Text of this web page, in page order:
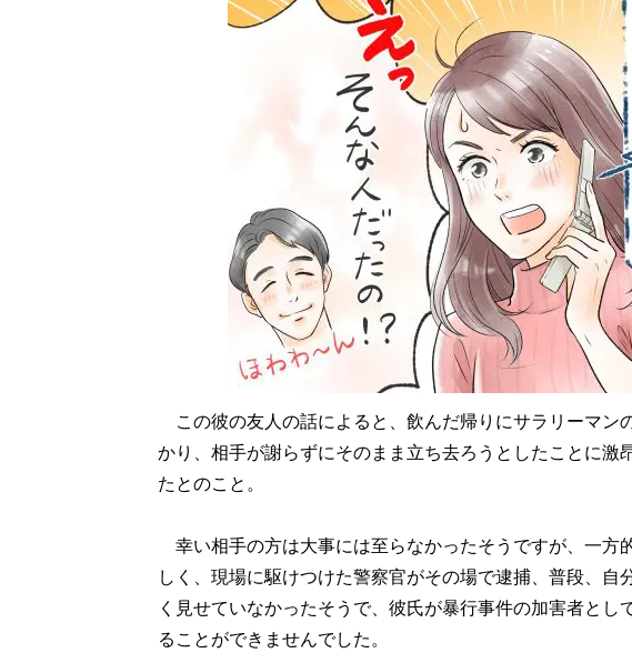
この彼の友人の話によると、飲んだ帰りにサラリーマン
かり、相手が謝らずにそのまま立ち去ろうとしたことに激
たとのこと。
幸い相手の方は大事には至らなかったそうですが、一方
しく、現場に駆けつけた警察官がその場で逮捕、普段、自
く見せていなかったそうで、彼氏が暴行事件の加害者とし
ることができませんでした。